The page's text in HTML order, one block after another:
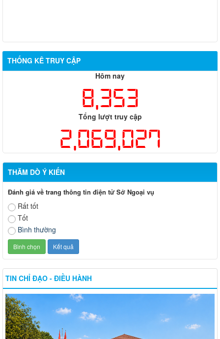
THỐNG KÊ TRUY CẬP
Hôm nay
8,353
Tổng lượt truy cập
2,069,027
THĂM DÒ Ý KIẾN
Đánh giá về trang thông tin điện tử Sở Ngoại vụ
Rất tốt
Tốt
Bình thường
TIN CHỈ ĐẠO - ĐIỀU HÀNH